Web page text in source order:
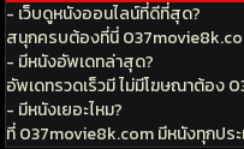
- เว็บดูหนังออนไลน์ที่ดีที่สุด?
สนุกครบต้องที่นี่
- มีหนังอัพเดทล่าสุด?
อัพเดทรวดเร็วมี ไม่มีโฆษณาต้อง
- มีหนังเยอะไหม?
ที่ 037movie8k.com มีหนังทุกปร